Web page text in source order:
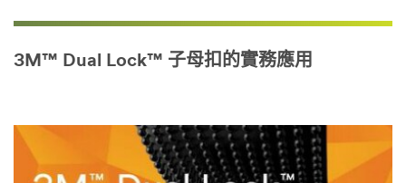
3M™ Dual Lock™ 子母扣的實務應用